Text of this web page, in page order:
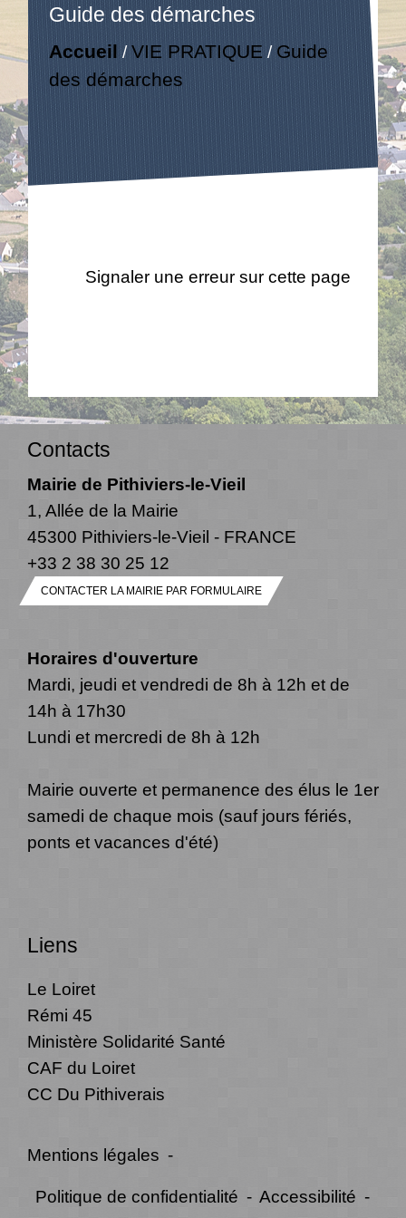
Guide des démarches
Accueil /VIE PRATIQUE / Guide
des démarches
Signaler une erreur sur cette page
Contacts
Mairie de Pithiviers-le-Vieil
1, Allée de la Mairie
45300 Pithiviers-le-Vieil - FRANCE
+33 2 38 30 25 12
CONTACTER LA MAIRIE PAR FORMULAIRE
Horaires d'ouverture
Mardi, jeudi et vendredi de 8h à 12h et de
14h à 17h30
Lundi et mercredi de 8h à 12h
Mairie ouverte et permanence des élus le 1er
samedi de chaque mois (sauf jours fériés,
ponts et vacances d'été)
Liens
Le Loiret
Rémi 45
Ministère Solidarité Santé
CAF du Loiret
CC Du Pithiverais
Mentions légales -
Politique de confidentialité - Accessibilité -